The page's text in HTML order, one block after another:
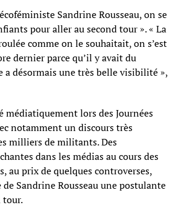
Sandrine Rousseau, on se
pour aller au second tour ». « La
comme on le souhaitait, on s’est
dernier parce qu’il y avait du
a désormais une très belle visibilité »,
médiatiquement lors des Journées
notamment un discours très
milliers de militants. Des
dans les médias au cours des
au prix de quelques controverses,
Sandrine Rousseau une postulante
tour.